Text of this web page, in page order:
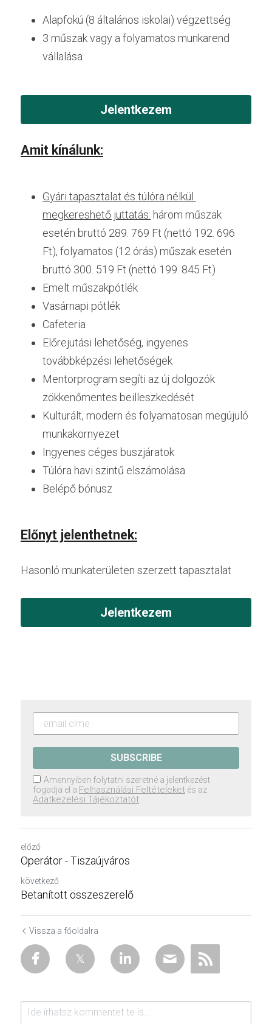
Alapfokú (8 általános iskolai) végzettség
3 műszak vagy a folyamatos munkarend
vállalása
Jelentkezem
Amit kínálunk:
Gyári tapasztalat és túlóra nélkül
megkereshető juttatás: három műszak
esetén bruttó 289. 769 Ft (nettó 192. 696
Ft), folyamatos (12 órás) műszak esetén
bruttó 300. 519 Ft (nettó 199. 845 Ft)
Emelt műszakpótlék
Vasárnapi pótlék
Cafeteria
Előrejutási lehetőség, ingyenes
továbbképzési lehetőségek
Mentorprogram segíti az új dolgozók
zökkenőmentes beilleszkedését
Kulturált, modern és folyamatosan megújuló
munkakörnyezet
Ingyenes céges buszjáratok
Túlóra havi szintű elszámolása
Belépő bónusz
Előnyt jelenthetnek:
Hasonló munkaterületen szerzett tapasztalat
Jelentkezem
SUBSCRIBE
Amennyiben folytatni szeretné a jelentkezést
fogadja el a
és az
előző
Operátor - Tiszaújváros
következő
Betanított összeszerelő
Vissza a főoldalra